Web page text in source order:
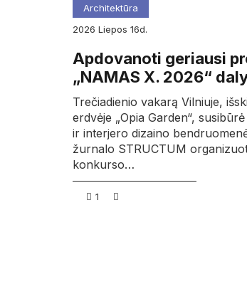
Architektūra
2026
liepos 16d.
Apdovanoti geriausi
„NAMAS X. 2026“
Trečiadienio vakarą Vilniuje,
erdvėje „Opia Garden“,
ir interjero dizaino
žurnalo STRUCTUM
konkurso…
1